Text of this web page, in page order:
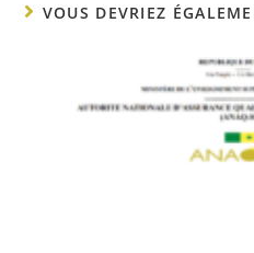
VOUS DEVRIEZ